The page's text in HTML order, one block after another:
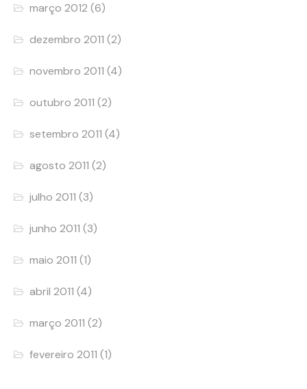
março 2012 (6)
dezembro 2011 (2)
novembro 2011 (4)
outubro 2011 (2)
setembro 2011 (4)
agosto 2011 (2)
julho 2011 (3)
junho 2011 (3)
maio 2011 (1)
abril 2011 (4)
março 2011 (2)
fevereiro 2011 (1)